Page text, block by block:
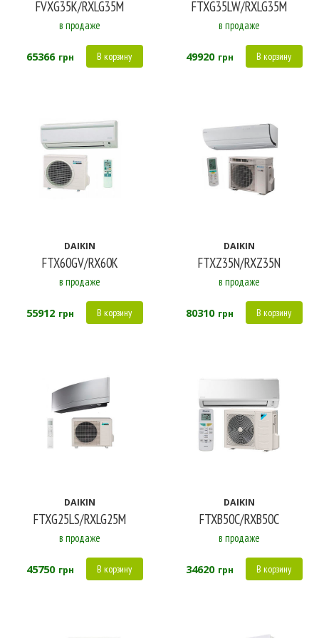
FVXG35K/RXLG35M
в продаже
65366 грн В корзину
FTXG35LW/RXLG35M
в продаже
49920 грн В корзину
DAIKIN
FTX60GV/RX60K
в продаже
55912 грн В корзину
DAIKIN
FTXZ35N/RXZ35N
в продаже
80310 грн В корзину
DAIKIN
FTXG25LS/RXLG25M
в продаже
45750 грн В корзину
DAIKIN
FTXB50C/RXB50C
в продаже
34620 грн В корзину